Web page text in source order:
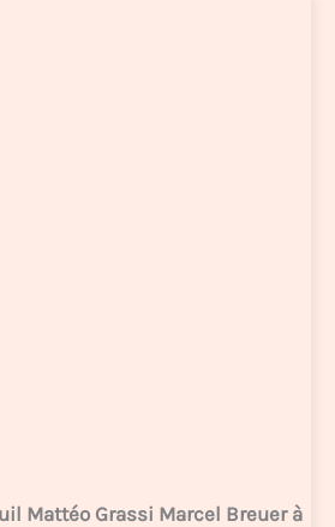
Mattéo Grassi Marcel Breuer à